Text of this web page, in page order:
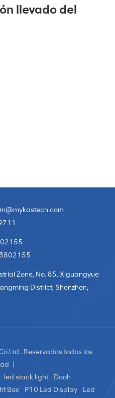
llevado del
Zone, No. 85, Xiguangyue
District, Shenzhen,
Reservados todos los
led stack light
Dooh
Box P10 Led Display
Led